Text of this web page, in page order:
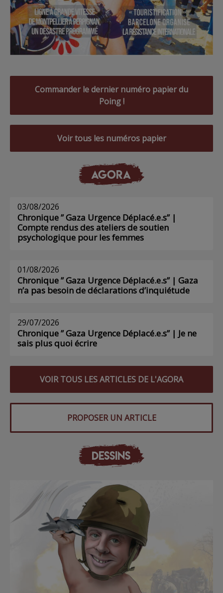
Commander le dernier numéro papier du
Poing !
Voir tous les numéros papier
AGORA
03/08/2026
Chronique ” Gaza Urgence Déplacé.e.s” |
Compte rendus des ateliers de soutien
psychologique pour les femmes
01/08/2026
Chronique ” Gaza Urgence Déplacé.e.s” | Gaza
n’a pas besoin de déclarations d’inquiétude
29/07/2026
Chronique ” Gaza Urgence Déplacé.e.s” | Je ne
sais plus quoi écrire
VOIR TOUS LES ARTICLES DE L'AGORA
PROPOSER UN ARTICLE
DESSINS